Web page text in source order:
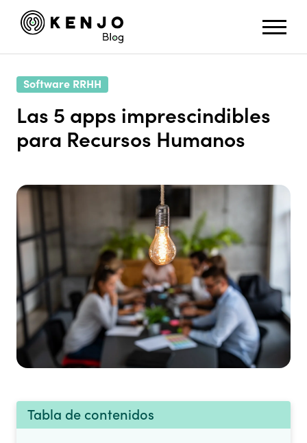
Software RRHH
Las 5 apps imprescindibles
para Recursos Humanos
Tabla de contenidos